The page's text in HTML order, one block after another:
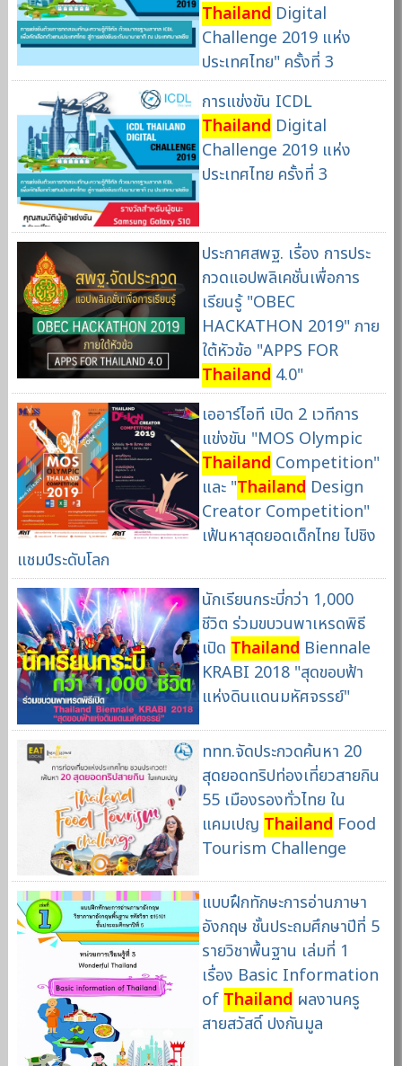
Thailand Digital
Challenge 2019 แห่ง
ประเทศไทย" ครั้งที่ 3
การแข่งขัน ICDL
Thailand Digital
Challenge 2019 แห่ง
ประเทศไทย ครั้งที่ 3
ประกาศสพฐ. เรื่อง การประ
กวดแอปพลิเคชั่นเพื่อการ
เรียนรู้ "OBEC
HACKATHON 2019" ภาย
ใต้หัวข้อ "APPS FOR
Thailand 4.0"
เออาร์ไอที เปิด 2 เวทีการ
แข่งขัน "MOS Olympic
Thailand Competition"
และ "Thailand Design
Creator Competition"
เฟ้นหาสุดยอดเด็กไทย ไปชิง
แชมป์ระดับโลก
นักเรียนกระบี่กว่า 1,000
ชีวิต ร่วมขบวนพาเหรดพิธี
เปิด Thailand Biennale
KRABI 2018 "สุดขอบฟ้า
แห่งดินแดนมหัศจรรย์"
ททท.จัดประกวดค้นหา 20
สุดยอดทริปท่องเที่ยวสายกิน
55 เมืองรองทั่วไทย ใน
แคมเปญ Thailand Food
Tourism Challenge
แบบฝึกทักษะการอ่านภาษา
อังกฤษ ชั้นประถมศึกษาปีที่ 5
รายวิชาพื้นฐาน เล่มที่ 1
เรื่อง Basic Information
of Thailand ผลงานครู
สายสวัสดิ์ ปงกันมูล